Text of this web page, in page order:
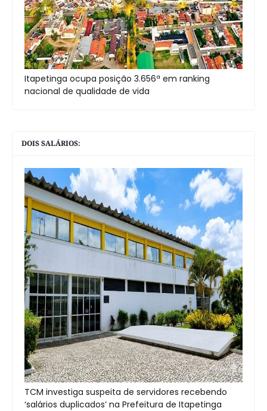
Itapetinga ocupa posição 3.656ª em ranking
nacional de qualidade de vida
DOIS SALÁRIOS:
TCM investiga suspeita de servidores recebendo
‘salários duplicados’ na Prefeitura de Itapetinga